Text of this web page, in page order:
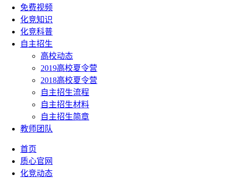
免费视频
化竞知识
化竞科普
自主招生
高校动态
2019高校夏令营
2018高校夏令营
自主招生流程
自主招生材料
自主招生简章
教师团队
首页
质心官网
化竞动态